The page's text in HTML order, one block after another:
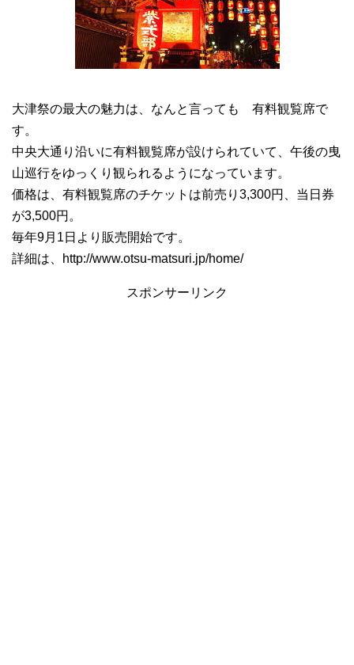
大津祭の最大の魅力は、なんと言っても 有料観覧席で
す。
中央大通り沿いに有料観覧席が設けられていて、午後の曳
山巡行をゆっくり観られるようになっています。
価格は、有料観覧席のチケットは前売り3,300円、当日券
が3,500円。
毎年9月1日より販売開始です。
詳細は、http://www.otsu-matsuri.jp/home/
スポンサーリンク